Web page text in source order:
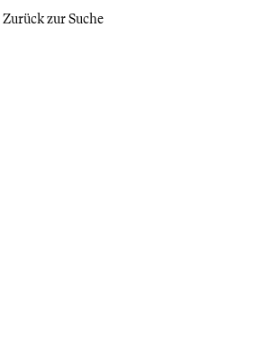
Zurück zur Suche